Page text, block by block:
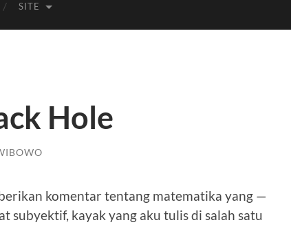
SITE
Hole
komentar tentang matematika yang —
subyektif, kayak yang aku tulis di salah satu